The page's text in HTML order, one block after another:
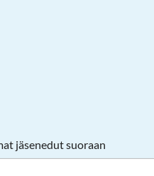
jäsenedut suoraan